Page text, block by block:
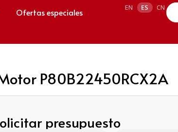
Ofertas especiales
EN ES CN
P80B22450RCX2A
presupuesto